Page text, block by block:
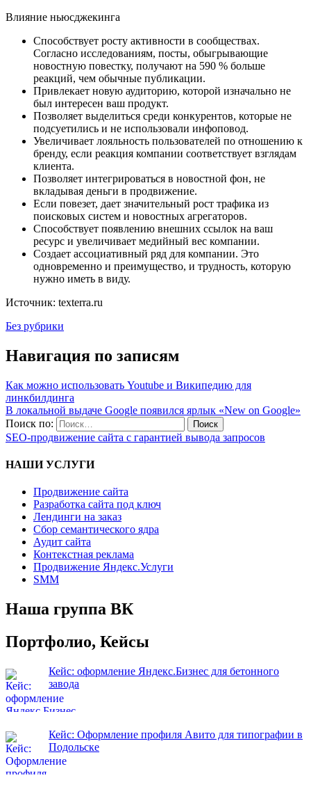
Влияние ньюсджекинга
Способствует росту активности в сообществах.
Согласно исследованиям, посты, обыгрывающие
новостную повестку, получают на 590 % больше
реакций, чем обычные публикации.
Привлекает новую аудиторию, которой изначально не
был интересен ваш продукт.
Позволяет выделиться среди конкурентов, которые не
подсуетились и не использовали инфоповод.
Увеличивает лояльность пользователей по отношению к
бренду, если реакция компании соответствует взглядам
клиента.
Позволяет интегрироваться в новостной фон, не
вкладывая деньги в продвижение.
Если повезет, дает значительный рост трафика из
поисковых систем и новостных агрегаторов.
Способствует появлению внешних ссылок на ваш
ресурс и увеличивает медийный вес компании.
Создает ассоциативный ряд для компании. Это
одновременно и преимущество, и трудность, которую
нужно иметь в виду.
Источник: texterra.ru
Без рубрики
Навигация по записям
Как можно использовать Youtube и Википедию для
линкбилдинга
В локальной выдаче Google появился ярлык «New on Google»
Поиск по:
SEO-продвижение сайта с гарантией вывода запросов
НАШИ УСЛУГИ
Продвижение сайта
Разработка сайта под ключ
Лендинги на заказ
Сбор семантического ядра
Аудит сайта
Контекстная реклама
Продвижение Яндекс.Услуги
SMM
Наша группа ВК
Портфолио, Кейсы
Кейс: оформление Яндекс.Бизнес для бетонного
завода
Кейс: Оформление профиля Авито для типографии в
Подольске